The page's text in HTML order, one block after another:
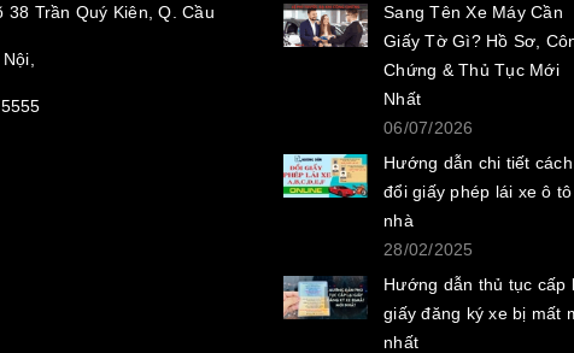
38 Trần Quý Kiên, Q. Cầu
Sang Tên Xe Máy Cần
Giấy Tờ Gì? Hồ Sơ,
Chứng & Thủ Tục Mới
Nhất
06/07/2026
Hướng dẫn chi tiết cách
đổi giấy phép lái xe ô
nhà
28/02/2025
Hướng dẫn thủ tục cấp
giấy đăng ký xe bị mất
nhất